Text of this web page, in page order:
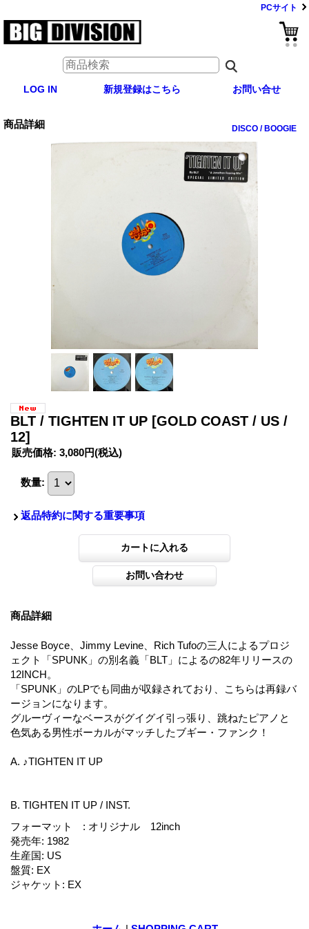
PCサイト
LOG IN 新規登録はこちら お問い合せ
商品詳細 DISCO / BOOGIE
BLT / TIGHTEN IT UP [GOLD COAST / US /
12]
販売価格: 3,080円(税込)
数量:
返品特約に関する重要事項
商品詳細
Jesse Boyce、Jimmy Levine、Rich Tufoの三人によるプロジ
ェクト「SPUNK」の別名義「BLT」によるの82年リリースの
12INCH。
「SPUNK」のLPでも同曲が収録されており、こちらは再録バ
ージョンになります。
グルーヴィーなベースがグイグイ引っ張り、跳ねたピアノと
色気ある男性ボーカルがマッチしたブギー・ファンク！
A. ♪TIGHTEN IT UP
B. TIGHTEN IT UP / INST.
フォーマット : オリジナル 12inch
発売年: 1982
生産国: US
盤質: EX
ジャケット : EX